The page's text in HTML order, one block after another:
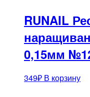
RUNAIL
0,15мм
349₽ В корзину